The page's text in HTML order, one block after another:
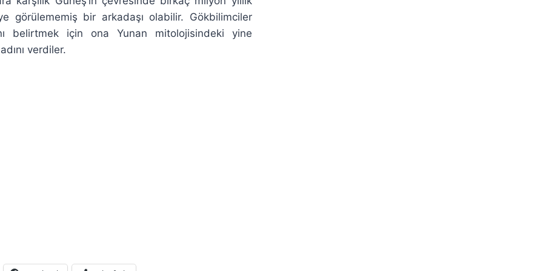
görülememiş bir arkadaşı olabilir. Gökbilimciler
belirtmek için ona Yunan mitolojisindeki yine
verdiler.